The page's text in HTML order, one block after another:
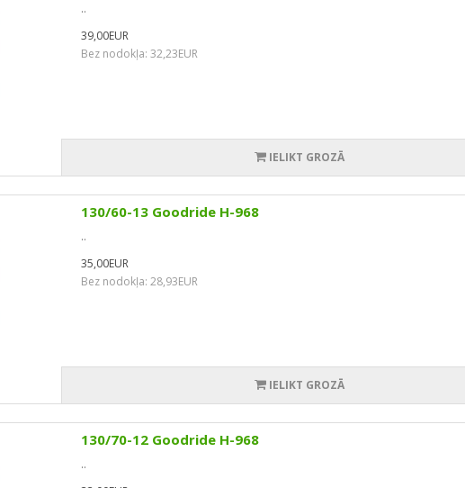
..
39,00EUR
Bez nodokļa: 32,23EUR
IELIKT GROZĀ
130/60-13 Goodride H-968
..
35,00EUR
Bez nodokļa: 28,93EUR
IELIKT GROZĀ
130/70-12 Goodride H-968
..